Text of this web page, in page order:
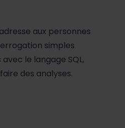
aux personnes
simples
le langage SQL,
des analyses.